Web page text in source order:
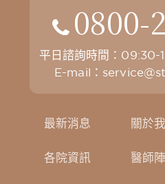
0800-
平日諮詢時間：
E-mail：
最新消息 關於
各院資訊 醫師